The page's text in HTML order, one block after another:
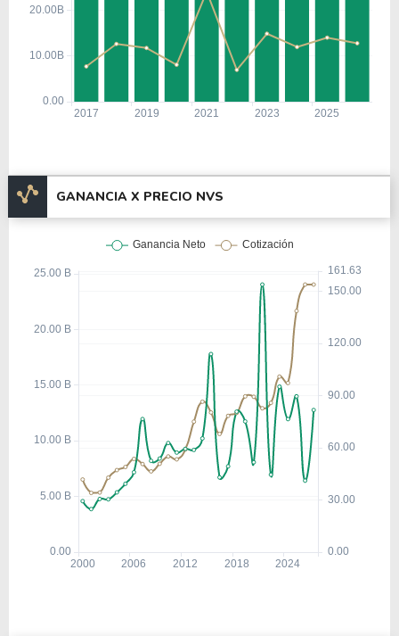
GANANCIA X PRECIO NVS